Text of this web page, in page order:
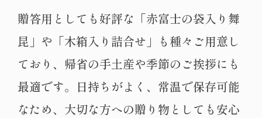
贈答用としても好評な「赤富士の袋入り舞
昆」や「木箱入り詰合せ」も種々ご用意し
ており、帰省の手土産や季節のご挨拶にも
最適です。日持ちがよく、常温で保存可能
なため、大切な方への贈り物としても安心